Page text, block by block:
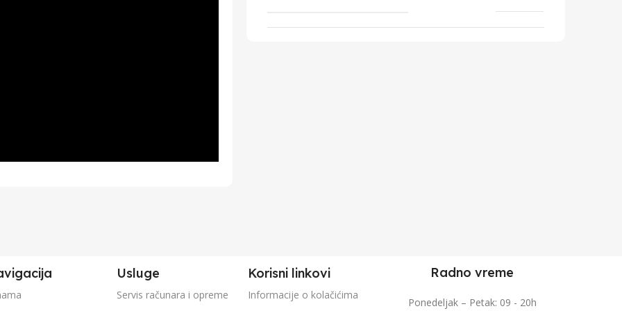
Usluge
Servis računara i opreme
Korisni linkovi
Informacije o kolačićima
Radno vreme
Ponedeljak – Petak: 09 - 20h